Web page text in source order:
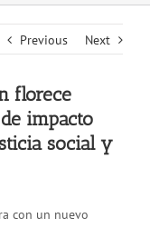
Previous Next
florece
impacto
social y
con un nuevo